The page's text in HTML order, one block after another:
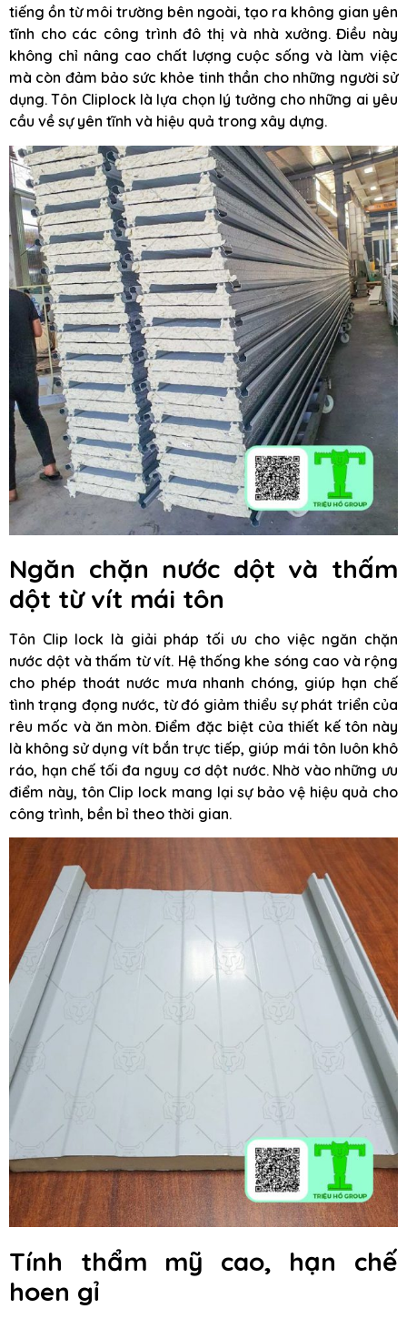
tiếng ồn từ môi trường bên ngoài, tạo ra không gian yên
tĩnh cho các công trình đô thị và nhà xưởng. Điều này
không chỉ nâng cao chất lượng cuộc sống và làm việc
mà còn đảm bảo sức khỏe tinh thần cho những người sử
dụng. Tôn Cliplock là lựa chọn lý tưởng cho những ai yêu
cầu về sự yên tĩnh và hiệu quả trong xây dựng.
Ngăn chặn nước dột và thấm
dột từ vít mái tôn
Tôn Clip lock là giải pháp tối ưu cho việc ngăn chặn
nước dột và thấm từ vít. Hệ thống khe sóng cao và rộng
cho phép thoát nước mưa nhanh chóng, giúp hạn chế
tình trạng đọng nước, từ đó giảm thiểu sự phát triển của
rêu mốc và ăn mòn. Điểm đặc biệt của thiết kế tôn này
là không sử dụng vít bắn trực tiếp, giúp mái tôn luôn khô
ráo, hạn chế tối đa nguy cơ dột nước. Nhờ vào những ưu
điểm này, tôn Clip lock mang lại sự bảo vệ hiệu quả cho
công trình, bền bỉ theo thời gian.
Tính thẩm mỹ cao, hạn chế
hoen gỉ